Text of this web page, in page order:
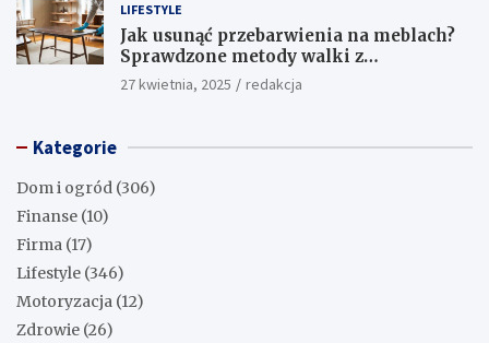
LIFESTYLE
Jak usunąć przebarwienia na meblach?
Sprawdzone metody walki z
uciążliwymi plamami!
27 kwietnia, 2025 redakcja
Kategorie
Dom i ogród (306)
Finanse (10)
Firma (17)
Lifestyle (346)
Motoryzacja (12)
Zdrowie (26)